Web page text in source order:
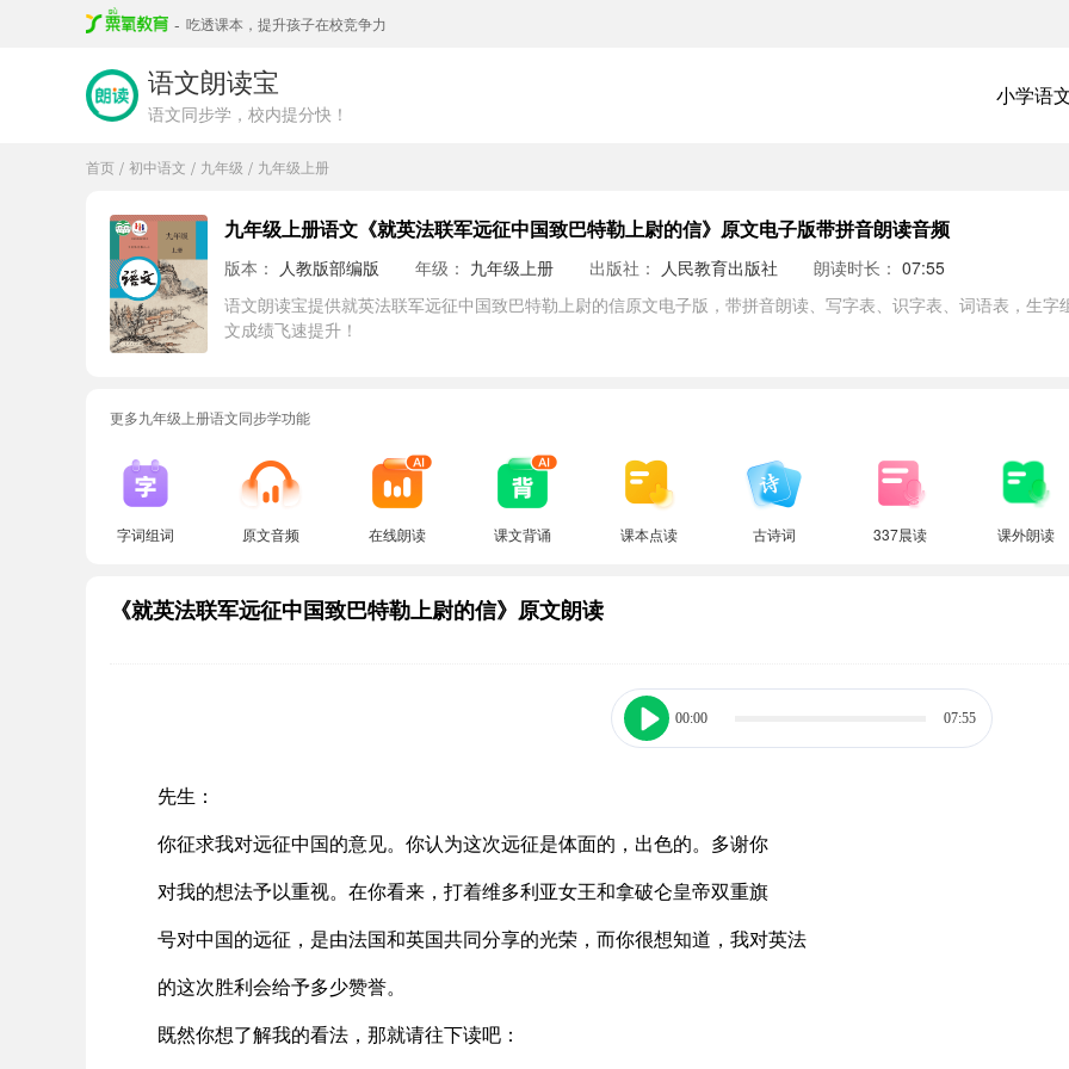
- 吃透课本，提升孩子在校竞争力
语文朗读宝
语文同步学，校内提分快！
小学语
首页 / 初中语文 / 九年级 / 九年级上册
九年级上册语文《就英法联军远征中国致巴特勒上尉的信》原文电子版带拼音朗读音频
版本： 人教版部编版 年级： 九年级上册 出版社： 人民教育出版社 朗读时长： 07:55
语文朗读宝提供就英法联军远征中国致巴特勒上尉的信原文电子版，带拼音朗读、写字表、识字表、词语表，生
文成绩飞速提升！
更多九年级上册语文同步学功能
字词组词 原文音频 在线朗读 课文背诵 课本点读 古诗词 337晨读 课外朗读
《就英法联军远征中国致巴特勒上尉的信》原文朗读
00:00 07:55
先生：
你征求我对远征中国的意见。你认为这次远征是体面的，出色的。多谢你
对我的想法予以重视。在你看来，打着维多利亚女王和拿破仑皇帝双重旗
号对中国的远征，是由法国和英国共同分享的光荣，而你很想知道，我对英法
的这次胜利会给予多少赞誉。
既然你想了解我的看法，那就请往下读吧：